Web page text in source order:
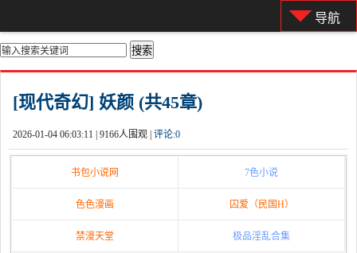
导航
你的位置： 首页>都市激情
[现代奇幻] 妖颜 (共45章)
2026-01-04 06:03:11 | 9166人围观 | 评论:0
书包小说网 7色小说
色色漫画 囚爱（民国H）
禁漫天堂 极品淫乱合集